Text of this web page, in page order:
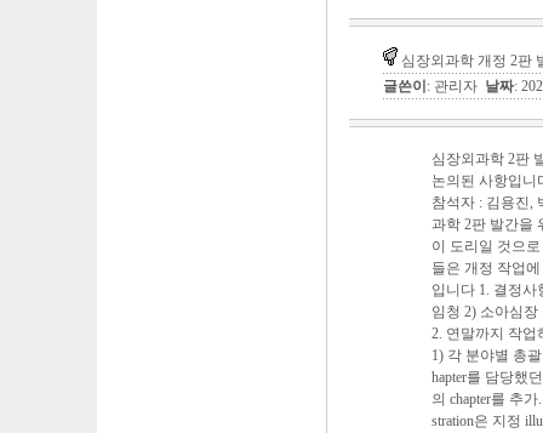
심장외과학 개정 2판
글쓴이 : 관리자 날짜:
심장외과학 2판
논의된 사항입니
참석자 : 김용진,
과학 2판 발간을
이 도리일 것으
들은 개정 작업
입니다 1. 결정사
임청 2) 소아심
2. 연말까지 작업
1) 각 분야별 총
hapter를 담당했
의 chapter를 추
stration은 지정